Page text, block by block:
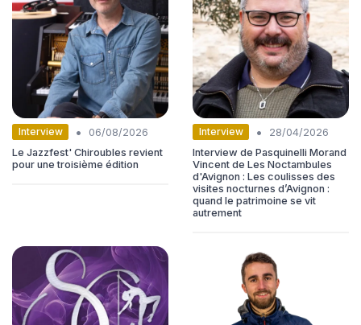
Interview •
06/08/2026
Le Jazzfest' Chiroubles revient
pour une troisième édition
Interview •
28/04/2026
Interview de Pasquinelli Morand
Vincent de Les Noctambules
d'Avignon : Les coulisses des
visites nocturnes d’Avignon :
quand le patrimoine se vit
autrement